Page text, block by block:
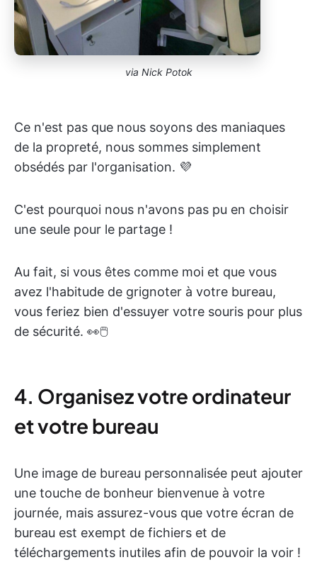
via Nick Potok
Ce n'est pas que nous soyons des maniaques
de la propreté, nous sommes simplement
obsédés par l'organisation. 💜
C'est pourquoi nous n'avons pas pu en choisir
une seule pour le partage !
Au fait, si vous êtes comme moi et que vous
avez l'habitude de grignoter à votre bureau,
vous feriez bien d'essuyer votre souris pour plus
de sécurité. 👀🖱
4. Organisez votre ordinateur
et votre bureau
Une image de bureau personnalisée peut ajouter
une touche de bonheur bienvenue à votre
journée, mais assurez-vous que votre écran de
bureau est exempt de fichiers et de
téléchargements inutiles afin de pouvoir la voir !